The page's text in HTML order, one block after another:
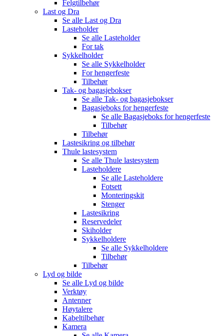
Felgtilbehør
Last og Dra
Se alle Last og Dra
Lasteholder
Se alle Lasteholder
For tak
Sykkelholder
Se alle Sykkelholder
For hengerfeste
Tilbehør
Tak- og bagasjebokser
Se alle Tak- og bagasjebokser
Bagasjeboks for hengerfeste
Se alle Bagasjeboks for hengerfeste
Tilbehør
Tilbehør
Lastesikring og tilbehør
Thule lastesystem
Se alle Thule lastesystem
Lasteholdere
Se alle Lasteholdere
Fotsett
Monteringskit
Stenger
Lastesikring
Reservedeler
Skiholder
Sykkelholdere
Se alle Sykkelholdere
Tilbehør
Tilbehør
Lyd og bilde
Se alle Lyd og bilde
Verktøy
Antenner
Høytalere
Kabeltilbehør
Kamera